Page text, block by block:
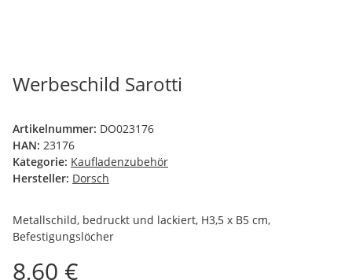
Werbeschild Sarotti
Artikelnummer: DO023176
HAN: 23176
Kategorie: Kaufladenzubehör
Hersteller: Dorsch
Metallschild, bedruckt und lackiert, H3,5 x B5 cm,
Befestigungslöcher
8,60 €